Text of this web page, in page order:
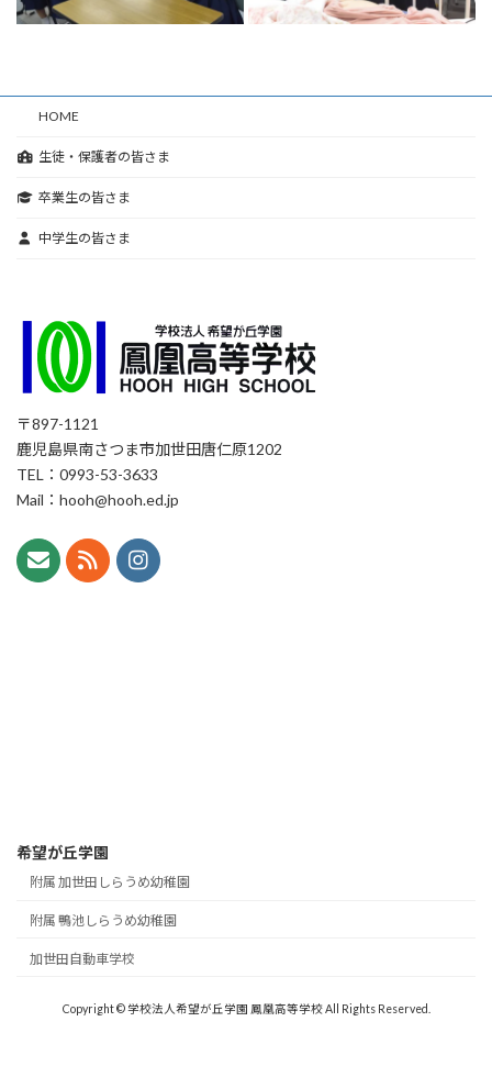
HOME
生徒・保護者の皆さま
卒業生の皆さま
中学生の皆さま
〒897-1121
鹿児島県南さつま市加世田唐仁原1202
TEL：0993-53-3633
Mail：hooh@hooh.ed.jp
希望が丘学園
附属 加世田しらうめ幼稚園
附属 鴨池しらうめ幼稚園
加世田自動車学校
Copyright © 学校法人希望が丘学園 鳳凰高等学校 All Rights Reserved.